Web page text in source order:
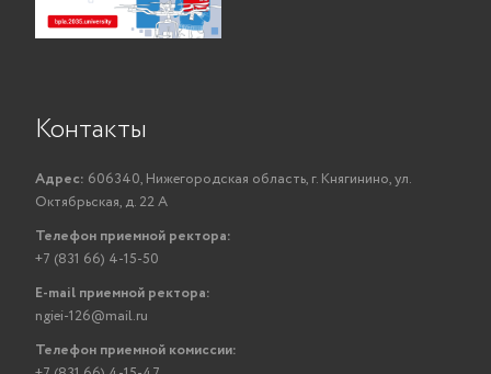
Контакты
Адрес: 606340, Нижегородская область, г. Княгинино, ул.
Октябрьская, д. 22 А
Телефон приемной ректора:
+7 (831 66) 4-15-50
E-mail приемной ректора:
ngiei-126@mail.ru
Телефон приемной комиссии: